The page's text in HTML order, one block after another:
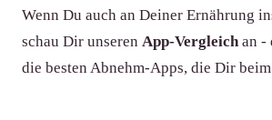
Wenn Du auch an Deiner Ernährung
schau Dir unseren App-Vergleichan -
die besten Abnehm-Apps, die Dir